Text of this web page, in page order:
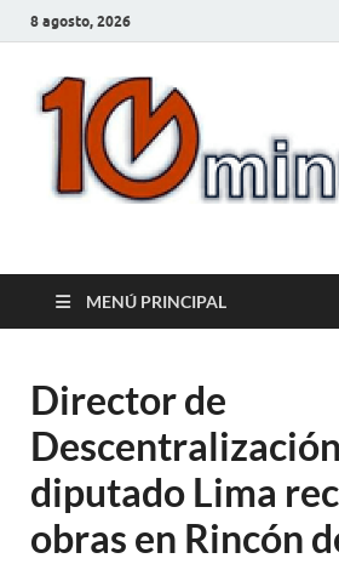
8 agosto, 2026
MENÚ PRINCIPAL
Director de
diputado Lima
obras en Rincón